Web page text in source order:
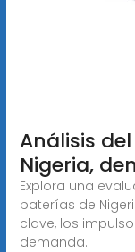
Análisis
Nigeria,
Explora una
baterías de
clave, los
demanda.